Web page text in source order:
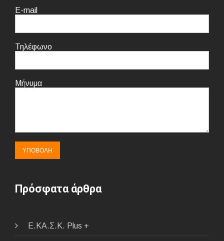
E-mail
Τηλέφωνο
Μήνυμα
Πρόσφατα άρθρα
E.ΚΑ.Σ.Κ. Plus +